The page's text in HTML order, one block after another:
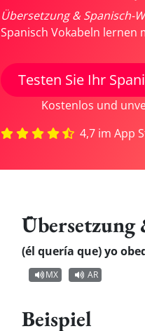
Übersetzung & Spanisch-
Spanisch Vokabeln lernen
Testen Sie Ihr
Kostenlos und
4,7 im App
(él quería que) yo
MX
AR
Beispiel